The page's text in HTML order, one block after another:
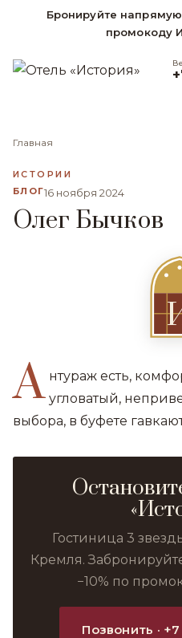
Бронируйте
промокоду
Главная
ИСТОРИИ
БЛОГ16 ноября 2024
Олег Бычков
А нтураж есть,
угловатый,
выбора, в буфете
Гостиница 3
Кремля.
−10% по
Позвонить ·